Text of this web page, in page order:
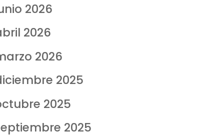
2026
2026
2026
2025
2025
2025